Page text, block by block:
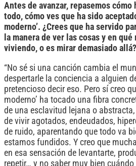
Antes de avanzar, repasemos cómo
todo, cómo ves que ha sido
moderno’. ¿Crees que ha servido
la manera de ver las cosas y en
viviendo, o es mirar demasiado allá?
“No sé si una canción cambia el
despertarle la conciencia a alguien
pretencioso decir eso. Pero sí creo
moderno’ ha tocado una fibra
de una esclavitud lejana o
de vivir agotados, endeudados,
de ruido, aparentando que todo va
estamos fundidos. Y creo que
en esa sensación de levantarte,
repetir… y no saber muy bien